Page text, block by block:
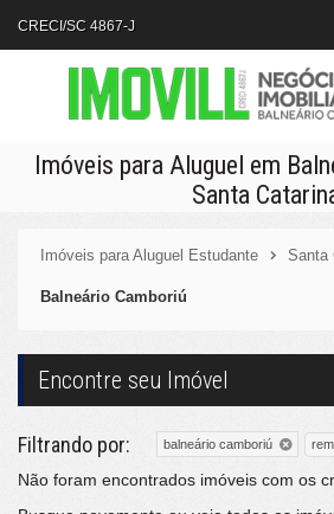
CRECI/SC 4867-J
Imóveis para Aluguel em
Santa
Imóveis para Aluguel Estudante Santa
Balneário Camboriú
Encontre seu Imóvel
Filtrando por: balneário camboriú
Não foram encontrados imóveis com os